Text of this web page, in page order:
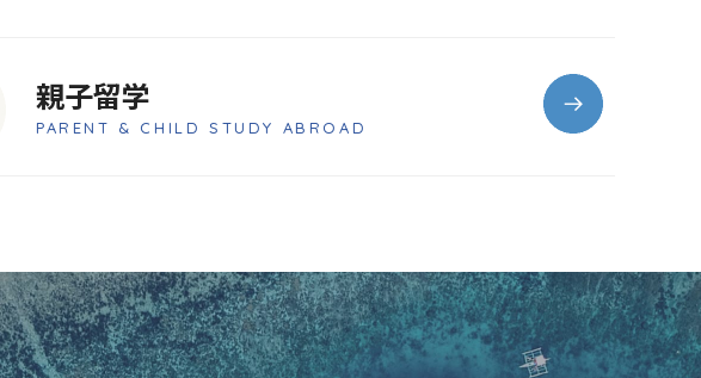
親子留学
PARENT & CHILD STUDY ABROAD